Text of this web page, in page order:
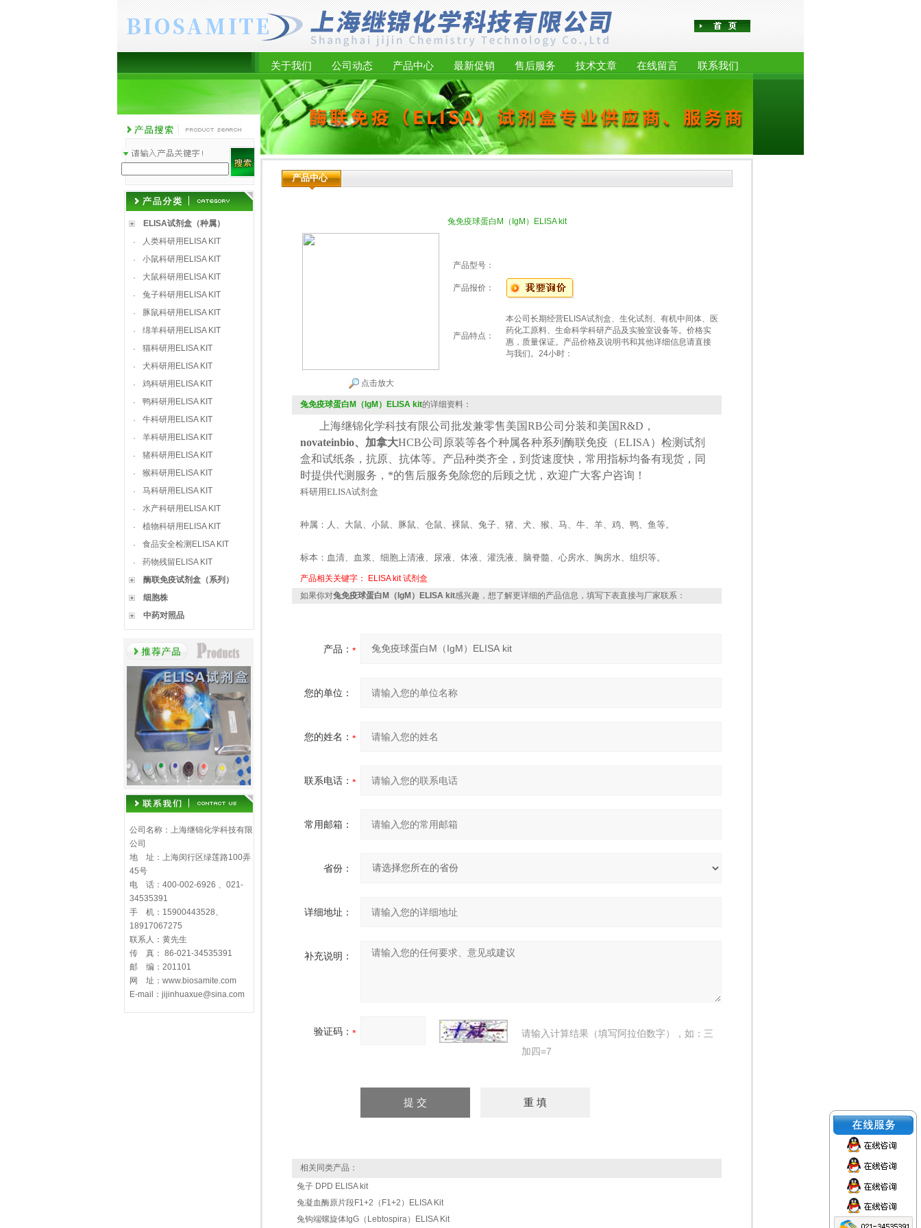
关于我们 公司动态 产品中心 最新促销 售后服务 技术文章 在线留言 联系我们
ELISA试剂盒（种属）
·
人类科研用ELISA KIT
·
小鼠科研用ELISA KIT
·
大鼠科研用ELISA KIT
·
兔子科研用ELISA KIT
·
豚鼠科研用ELISA KIT
·
绵羊科研用ELISA KIT
·
猫科研用ELISA KIT
·
犬科研用ELISA KIT
·
鸡科研用ELISA KIT
·
鸭科研用ELISA KIT
·
牛科研用ELISA KIT
·
羊科研用ELISA KIT
·
猪科研用ELISA KIT
·
猴科研用ELISA KIT
·
马科研用ELISA KIT
·
水产科研用ELISA KIT
·
植物科研用ELISA KIT
·
食品安全检测ELISA KIT
·
药物残留ELISA KIT
酶联免疫试剂盒（系列）
细胞株
中药对照品
公司名称：上海继锦化学科技有限
公司
地 址：上海闵行区绿莲路100弄
45号
电 话：400-002-6926 、021-
34535391
手 机：15900443528、
18917067275
联系人：黄先生
传 真： 86-021-34535391
邮 编：201101
网 址：www.biosamite.com
E-mail：jijinhuaxue@sina.com
产品中心
兔免疫球蛋白M（IgM）ELISA kit
点击放大
产品型号：
产品报价：
产品特点：
本公司长期经营ELISA试剂盒、生化试剂、有机中间体、医
药化工原料、生命科学科研产品及实验室设备等。价格实
惠，质量保证。产品价格及说明书和其他详细信息请直接
与我们。24小时：
兔免疫球蛋白M（IgM）ELISA kit的详细资料：
上海继锦化学科技有限公司批发兼零售美国RB公司 分装和美国R&D ，
novateinbio、加拿大HCB公司原装等各个种属各种系列酶联免疫（ELISA ）检测试剂
盒和试纸条，抗原、抗体等。产品种类齐全，到货速度快，常用指标均备有现货，同
时提供代测服务，*的售后服务免除您的后顾之忧，欢迎广大客户咨询！
科研用ELISA试剂盒
种属：人、大鼠、小鼠、豚鼠、仓鼠、裸鼠、兔子、猪、犬、猴、马、牛、羊、鸡、鸭、鱼等。
标本：血清、血浆、细胞上清液、尿液、体液、灌洗液、脑脊髓、心房水、胸房水、组织等。
产品相关关键字： ELISA kit 试剂盒
如果你对兔免疫球蛋白M（IgM）ELISA kit感兴趣，想了解更详细的产品信息，填写下表直接与厂家联系：
产品：
您的单位：
您的姓名：
联系电话：
常用邮箱：
省份：
详细地址：
补充说明：
验证码：
请输入计算结果（填写阿拉伯数字），如：三
加四=7
相关同类产品：
兔子 DPD ELISA kit
兔凝血酶原片段F1+2（F1+2）ELISA Kit
兔钩端螺旋体IgG（Lebtospira）ELISA Kit